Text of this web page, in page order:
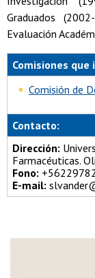
Graduados
Evaluación
Comisiones que
Comisión de
Contacto:
Dirección:
Farmacéuticas.
Fono:
E-mail: